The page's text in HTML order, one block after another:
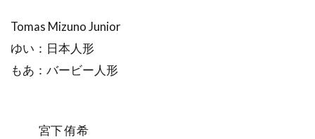
Tomas Mizuno Junior
ゆい：日本人形
もあ：バービー人形
宮下 侑希